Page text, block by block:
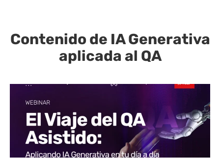
Contenido de IA Generativa
aplicada al QA